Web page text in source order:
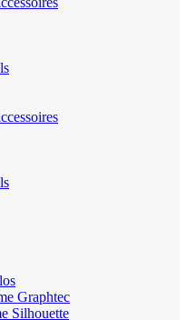
Graphtec
Silhouette